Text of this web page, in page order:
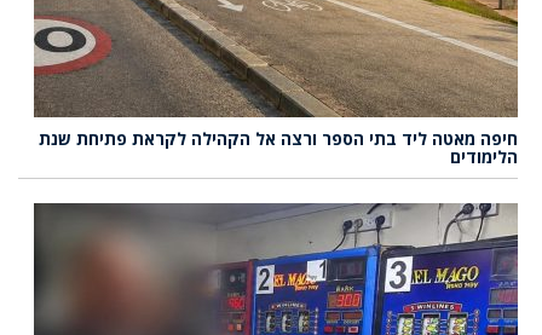
חיפה מאטה ליד בתי הספר ורצה אל הקהילה לקראת פתיחת שנת
הלימודים